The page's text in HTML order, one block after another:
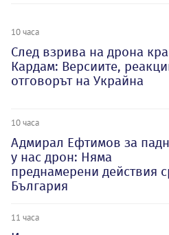
10 часа
След взрива на дрона
Кардам: Версиите,
отговорът на Украйна
10 часа
Адмирал Ефтимов за
у нас дрон: Няма
преднамерени действия
България
11 часа